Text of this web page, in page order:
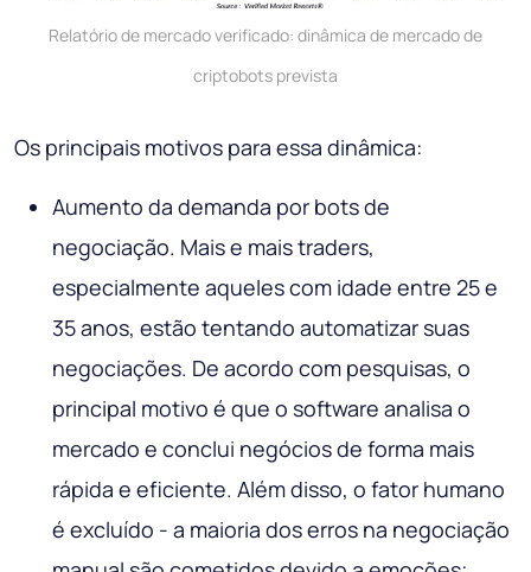
Relatório de mercado verificado: dinâmica de mercado de
criptobots prevista
Os principais motivos para essa dinâmica:
Aumento da demanda por bots de
negociação. Mais e mais traders,
especialmente aqueles com idade entre 25 e
35 anos, estão tentando automatizar suas
negociações. De acordo com pesquisas, o
principal motivo é que o software analisa o
mercado e conclui negócios de forma mais
rápida e eficiente. Além disso, o fator humano
é excluído - a maioria dos erros na negociação